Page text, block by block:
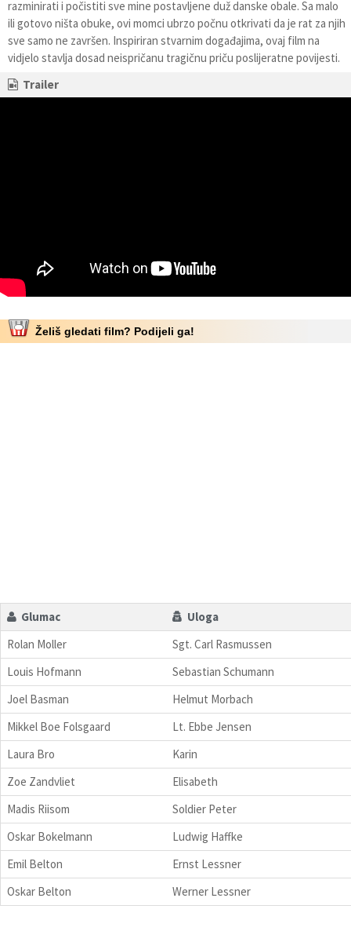
razminirati i počistiti sve mine postavljene duž danske obale. Sa malo
ili gotovo ništa obuke, ovi momci ubrzo počnu otkrivati da je rat za njih
sve samo ne završen. Inspiriran stvarnim događajima, ovaj film na
vidjelo stavlja dosad neispričanu tragičnu priču poslijeratne povijesti.
Trailer
Želiš gledati film? Podijeli ga!
Glumac
Uloga
Rolan Moller
Sgt. Carl Rasmussen
Louis Hofmann
Sebastian Schumann
Joel Basman
Helmut Morbach
Mikkel Boe Folsgaard
Lt. Ebbe Jensen
Laura Bro
Karin
Zoe Zandvliet
Elisabeth
Madis Riisom
Soldier Peter
Oskar Bokelmann
Ludwig Haffke
Emil Belton
Ernst Lessner
Oskar Belton
Werner Lessner